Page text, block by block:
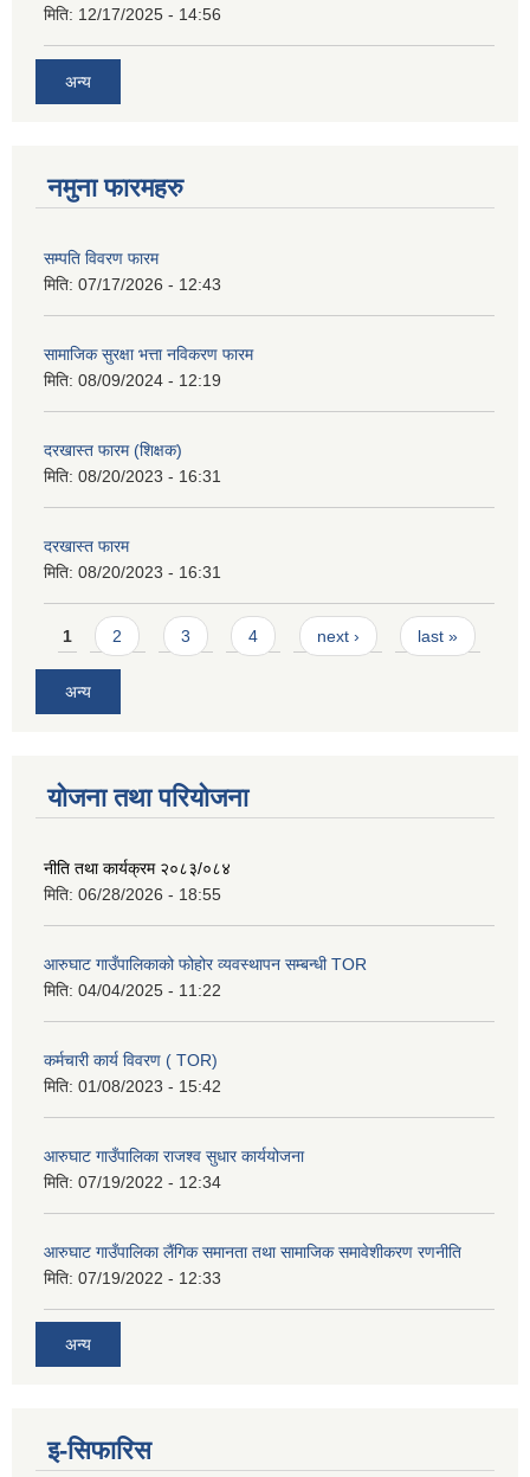
मिति: 12/17/2025 - 14:56
अन्य
नमुना फारमहरु
सम्पति विवरण फारम
मिति: 07/17/2026 - 12:43
सामाजिक सुरक्षा भत्ता नविकरण फारम
मिति: 08/09/2024 - 12:19
दरखास्त फारम (शिक्षक)
मिति: 08/20/2023 - 16:31
दरखास्त फारम
मिति: 08/20/2023 - 16:31
Pages
1 2 3 4 next › last »
अन्य
योजना तथा परियोजना
नीति तथा कार्यक्रम २०८३/०८४
मिति: 06/28/2026 - 18:55
आरुघाट गाउँपालिकाको फोहोर व्यवस्थापन सम्बन्धी TOR
मिति: 04/04/2025 - 11:22
कर्मचारी कार्य विवरण ( TOR)
मिति: 01/08/2023 - 15:42
आरुघाट गाउँपालिका राजश्व सुधार कार्ययोजना
मिति: 07/19/2022 - 12:34
आरुघाट गाउँपालिका लैंगिक समानता तथा सामाजिक समावेशीकरण रणनीति
मिति: 07/19/2022 - 12:33
अन्य
इ-सिफारिस